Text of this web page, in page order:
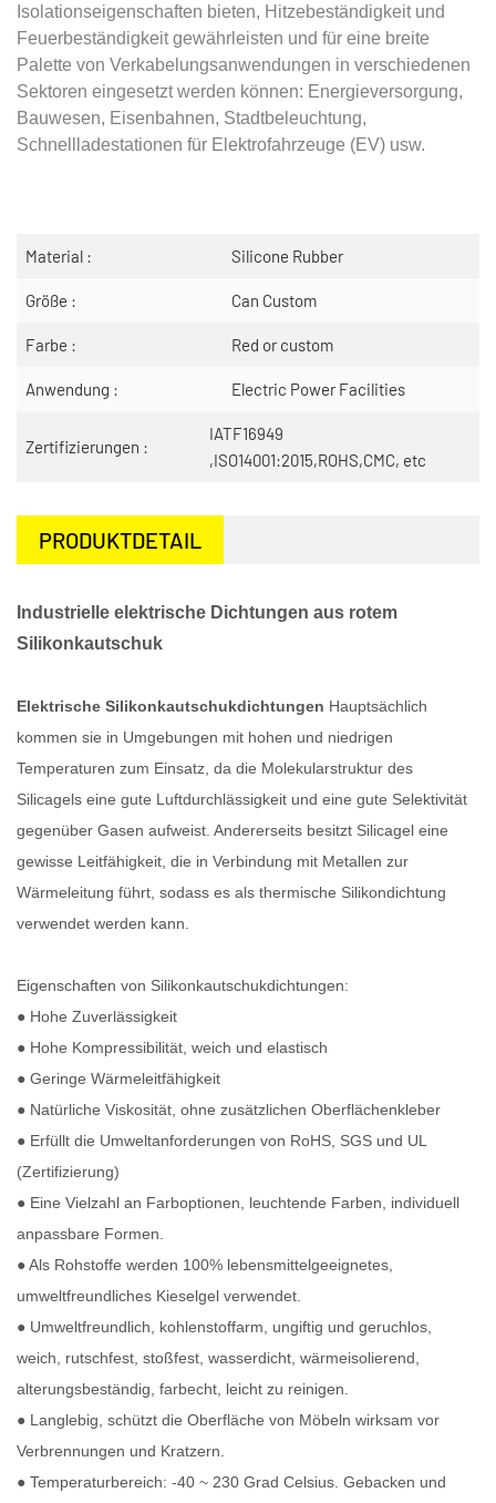
Isolationseigenschaften bieten, Hitzebeständigkeit und
Feuerbeständigkeit gewährleisten und für eine breite
Palette von Verkabelungsanwendungen in verschiedenen
Sektoren eingesetzt werden können: Energieversorgung,
Bauwesen, Eisenbahnen, Stadtbeleuchtung,
Schnellladestationen für Elektrofahrzeuge (EV) usw.
Material : Silicone Rubber
Größe : Can Custom
Farbe : Red or custom
Anwendung : Electric Power Facilities
Zertifizierungen :
IATF16949
,ISO14001:2015,ROHS,CMC, etc
PRODUKTDETAIL
Industrielle elektrische Dichtungen aus rotem
Silikonkautschuk
Elektrische Silikonkautschukdichtungen Hauptsächlich
kommen sie in Umgebungen mit hohen und niedrigen
Temperaturen zum Einsatz, da die Molekularstruktur des
Silicagels eine gute Luftdurchlässigkeit und eine gute Selektivität
gegenüber Gasen aufweist. Andererseits besitzt Silicagel eine
gewisse Leitfähigkeit, die in Verbindung mit Metallen zur
Wärmeleitung führt, sodass es als thermische Silikondichtung
verwendet werden kann.
Eigenschaften von Silikonkautschukdichtungen:
● Hohe Zuverlässigkeit
● Hohe Kompressibilität, weich und elastisch
● Geringe Wärmeleitfähigkeit
● Natürliche Viskosität, ohne zusätzlichen Oberflächenkleber
● Erfüllt die Umweltanforderungen von RoHS, SGS und UL
(Zertifizierung)
● Eine Vielzahl an Farboptionen, leuchtende Farben, individuell
anpassbare Formen.
● Als Rohstoffe werden 100% lebensmittelgeeignetes,
umweltfreundliches Kieselgel verwendet.
● Umweltfreundlich, kohlenstoffarm, ungiftig und geruchlos,
weich, rutschfest, stoßfest, wasserdicht, wärmeisolierend,
alterungsbeständig, farbecht, leicht zu reinigen.
● Langlebig, schützt die Oberfläche von Möbeln wirksam vor
Verbrennungen und Kratzern.
● Temperaturbereich: -40 ~ 230 Grad Celsius. Gebacken und